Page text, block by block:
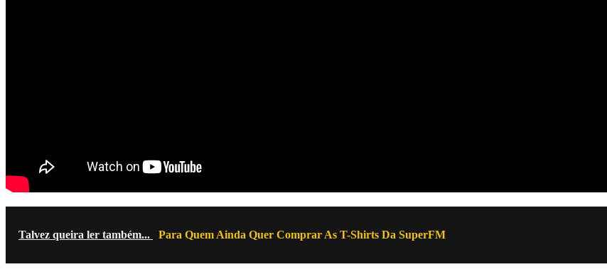
Talvez queira ler também... Para Quem Ainda Quer Comprar As T-Shirts Da SuperFM